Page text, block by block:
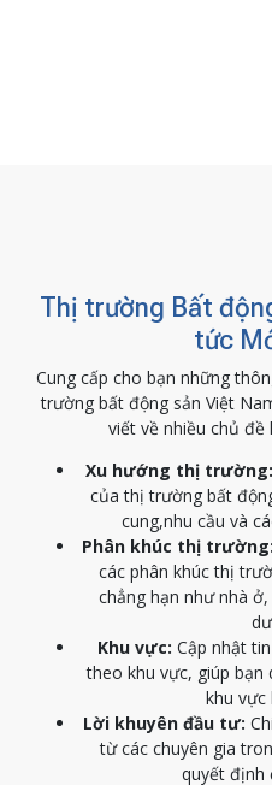
Thị trường Bất
tức
Cung cấp cho bạn những
trường bất động sản Việt
viết về nhiều chủ đề
Xu hướng thị trường:
của thị trường bất
cung,nhu cầu và
Phân khúc thị trường:
các phân khúc thị
chẳng hạn như nhà
Khu vực: Cập nhật
theo khu vực, giúp bạn
khu vực
Lời khuyên đầu tư:
từ các chuyên gia
quyết định